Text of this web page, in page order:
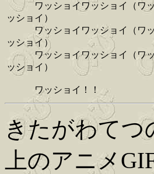
ワッショイワッショイ（ワッ
ッショイ）
ワッショイワッショイ（ワッ
ッショイ）
ワッショイワッショイ（ワッ
ッショイ）
ワッショイ！！
きたがわて
上のアニメ